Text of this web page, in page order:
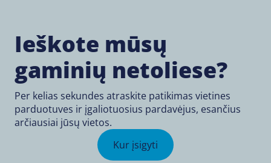
Ieškote mūsų
gaminių netoliese?
Per kelias sekundes atraskite patikimas vietines
parduotuves ir įgaliotuosius pardavėjus, esančius
arčiausiai jūsų vietos.
Kur įsigyti